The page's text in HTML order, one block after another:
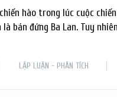
hào trong lúc cuộc
bán đứng Ba Lan. Tuy
LẬP LUẬN - PHÂN TÍCH